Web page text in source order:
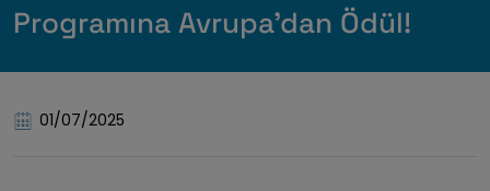
Programına Avrupa’dan Ödül!
01/07/2025